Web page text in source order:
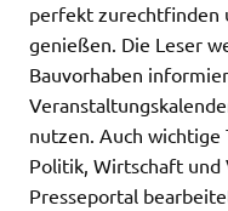
perfekt zurechtfinden
genießen. Die Leser
Bauvorhaben
nutzen. Auch wichtige
Politik, Wirtschaft und
Presseportal